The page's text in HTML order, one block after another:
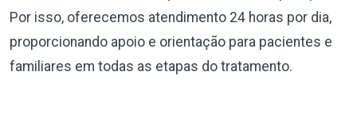
Por isso, oferecemos atendimento 24 horas por dia,
proporcionando apoio e orientação para pacientes e
familiares em todas as etapas do tratamento.